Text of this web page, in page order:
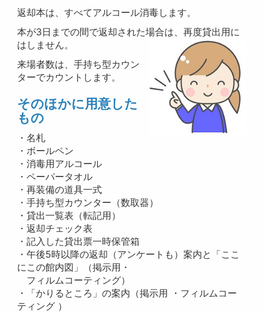
返却本は、すべてアルコール消毒します。
本が3日までの間で返却された場合は、再度貸出用に
はしません。
来場者数は、手持ち型カウン
ターでカウントします。
そのほかに用意した
もの
・名札
・ボールペン
・消毒用アルコール
・ペーパータオル
・再装備の道具一式
・手持ち型カウンター（数取器）
・貸出一覧表（転記用）
・返却チェック表
・記入した貸出票一時保管箱
・午後5時以降の返却（アンケートも）案内と「ここ
にこの館内図」（掲示用・
フィルムコーティング）
・「かりるところ」の案内（掲示用 ・フィルムコー
ティング ）